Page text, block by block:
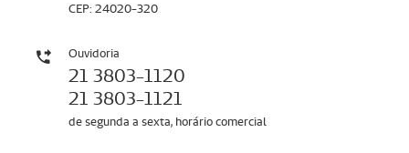
CEP: 24020-320
Ouvidoria
21 3803-1120
21 3803-1121
de segunda a sexta, horário comercial